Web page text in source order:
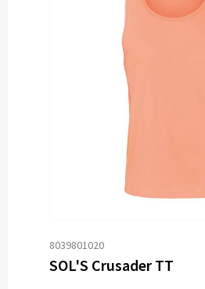
8039801020
SOL'S Crusader TT